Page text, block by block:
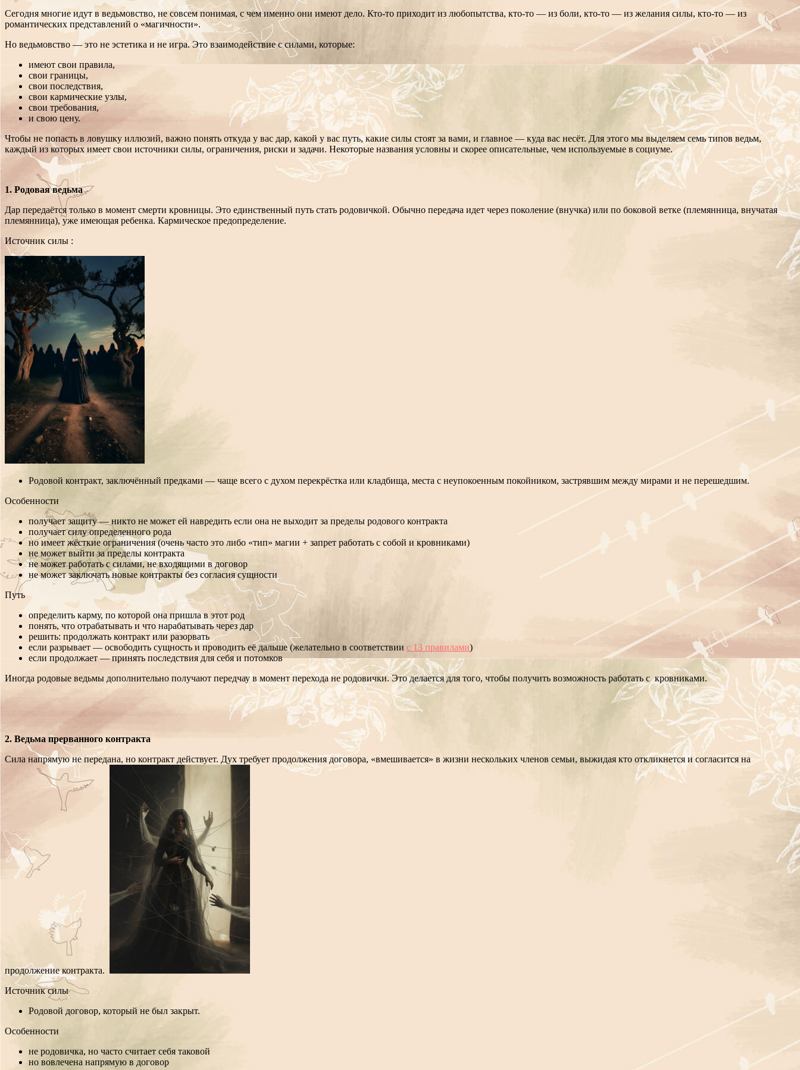
Сегодня многие идут в ведьмовство, не совсем понимая, с чем именно они имеют дело. Кто‑то приходит из любопытства, кто‑то — из боли, кто‑то — из желания силы, кто‑то — из
романтических представлений о «магичности».
Но ведьмовство — это не эстетика и не игра. Это взаимодействие с силами, которые:
имеют свои правила,
свои границы,
свои последствия,
свои кармические узлы,
свои требования,
и свою цену.
Чтобы не попасть в ловушку иллюзий, важно понять откуда у вас дар, какой у вас путь, какие силы стоят за вами, и главное — куда вас несёт. Для этого мы выделяем семь типов ведьм,
каждый из которых имеет свои источники силы, ограничения, риски и задачи. Некоторые названия условны и скорее описательные, чем используемые в социуме.
1. Родовая ведьма
Дар передаётся только в момент смерти кровницы. Это единственный путь стать родовичкой. Обычно передача идет через поколение (внучка) или по боковой ветке (племянница, внучатая
племянница), уже имеющая ребенка. Кармическое предопределение.
Источник силы :
Родовой контракт, заключённый предками — чаще всего с духом перекрёстка или кладбища, места с неупокоенным покойником, застрявшим между мирами и не перешедшим.
Особенности
получает защиту — никто не может ей навредить если она не выходит за пределы родового контракта
получает силу определенного рода
но имеет жёсткие ограничения (очень часто это либо «тип» магии + запрет работать с собой и кровниками)
не может выйти за пределы контракта
не может работать с силами, не входящими в договор
не может заключать новые контракты без согласия сущности
Путь
определить карму, по которой она пришла в этот род
понять, что отрабатывать и что нарабатывать через дар
решить: продолжать контракт или разорвать
если разрывает — освободить сущность и проводить её дальше (желательно в соответствии с 13 правилами)
если продолжает — принять последствия для себя и потомков
Иногда родовые ведьмы дополнительно получают передчау в момент перехода не родовички. Это делается для того, чтобы получить возможность работать с кровниками.
2. Ведьма прерванного контракта
Сила напрямую не передана, но контракт действует. Дух требует продолжения договора, «вмешивается» в жизни нескольких членов семьи, выжидая кто откликнется и согласится на
продолжение контракта.
Источник силы
Родовой договор, который не был закрыт.
Особенности
не родовичка, но часто считает себя таковой
но вовлечена напрямую в договор